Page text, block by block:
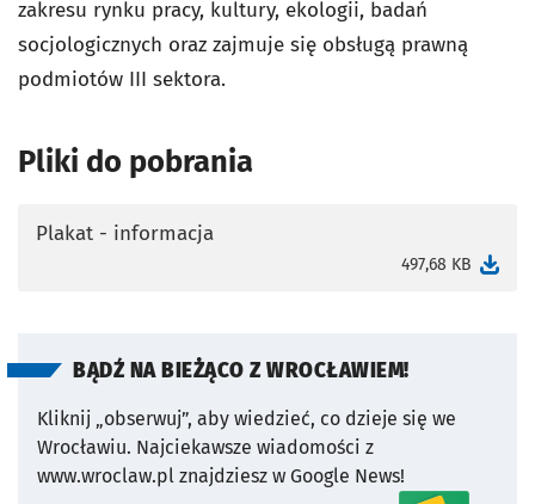
zakresu rynku pracy, kultury, ekologii, badań
socjologicznych oraz zajmuje się obsługą prawną
podmiotów III sektora.
Pliki do pobrania
Plakat - informacja
497,68 KB
BĄDŹ NA BIEŻĄCO Z WROCŁAWIEM!
Kliknij „obserwuj”, aby wiedzieć, co dzieje się we
Wrocławiu. Najciekawsze wiadomości z
www.wroclaw.pl znajdziesz w Google News!